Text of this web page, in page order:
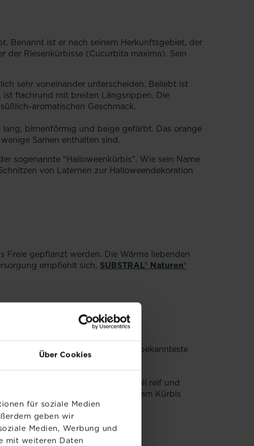
Über Cookies
für soziale Medien
geben wir
Medien, Werbung und
mit weiteren Daten
Benannt ist er nach seinem Herkunftsgebiet, der
der Riesenkürbisse (Cucurbita maxima). Sein
sehr voneinander unterscheiden. Beliebt ist
flachrund mit breiten Längsrippen. Die
aromatischen Geschmack.
birnenförmig und beige gefärbt. Das orange
Samen enthalten sind.
sogenannte "Halloweenkürbis". Wie sein Name
von Laternen zur Halloweendekoration
Freie gepflanzt werden. Die Wärme liebenden
empfiehlt sich, SUBSTRAL® Naturen®
"Sommerkürbisse" genannt. Der bekannteste
milden Geschmack aus.
Unser Tipp: Der Kürbis ist voll reif und
und verholzt sein. Der Stiel sollte am Kürbis
bleibt.